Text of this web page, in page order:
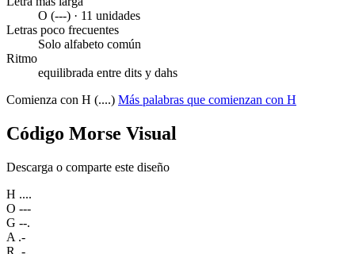
O (---) · 11 unidades
Letras poco frecuentes
Solo alfabeto común
Ritmo
equilibrada entre dits y dahs
Comienza con H (....) Más palabras que comienzan con H
Código Morse Visual
Descarga o comparte este diseño
H ....
O ---
G --.
A .-